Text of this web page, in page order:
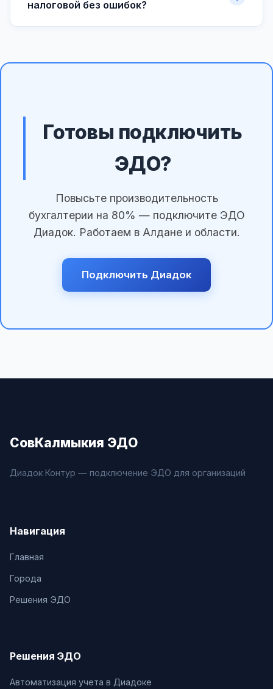
налоговой без ошибок?
Готовы подключить
ЭДО?
Повысьте производительность
бухгалтерии на 80% — подключите ЭДО
Диадок. Работаем в Алдане и области.
Подключить Диадок
СовКалмыкия ЭДО
Диадок Контур — подключение ЭДО для организаций
Навигация
Главная
Города
Решения ЭДО
Решения ЭДО
Автоматизация учета в Диадоке